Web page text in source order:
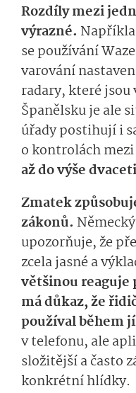
Rozdíly mezi
výrazné.
se používání
varování
radary, které jsou
Španělsku je ale
úřady postihují i
o kontrolách
až do výše
Zmatek
zákonů.
upozorňuje, že
zcela jasné a
většinou reaguje
má důkaz, že
používal během
v telefonu, ale
složitější a často
konkrétní hlídky.